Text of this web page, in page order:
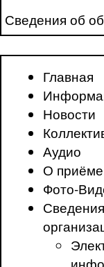
Сведения об
Главная
Новости
Аудио
О приёме
Фото-